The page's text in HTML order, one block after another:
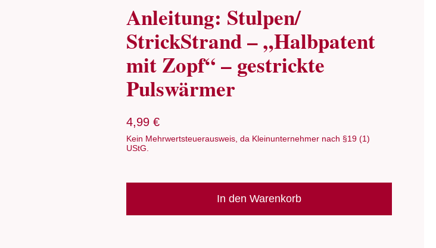
Anleitung: Stulpen/
StrickStrand – „Halbpatent
mit Zopf“ – gestrickte
Pulswärmer
4,99 €
Kein Mehrwertsteuerausweis, da Kleinunternehmer nach §19 (1)
UStG.
In den Warenkorb